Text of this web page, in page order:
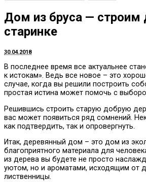
Дом из бруса — строим
старинке
30.04.2018
В последнее время все актуальнее
к истокам». Ведь все новое – это
случае, когда вы решили построить
простая истина может помочь с
Решившись строить старую добрую
вас может появиться ряд сомнений.
как подтвердить, так и опровергнуть.
Итак, деревянный дом – это дом из
благоприятного материала для
из дерева вы будете не просто
уютом, но и ароматами, исходящим от
лиственницы.